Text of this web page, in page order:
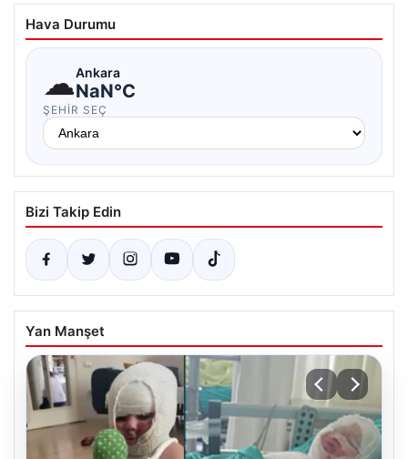
Hava Durumu
☁Ankara
NaN°C
ŞEHIR SEÇ
Bizi Takip Edin
Yan Manşet